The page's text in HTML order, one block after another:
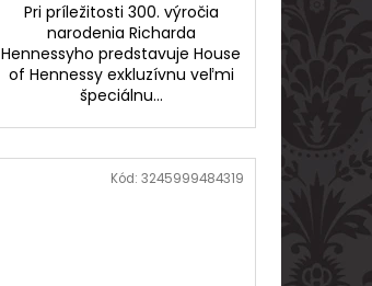
Pri príležitosti 300. výročia
narodenia Richarda
Hennessyho predstavuje House
of Hennessy exkluzívnu veľmi
špeciálnu...
Kód: 3245999484319